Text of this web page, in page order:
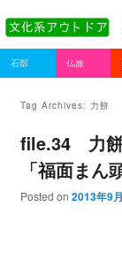
Main menu
Skip to primary
Skip to
石部 仏旅
Tag Archives: 力餅
file.34 力餅
「福面まん
Posted on 2013年9